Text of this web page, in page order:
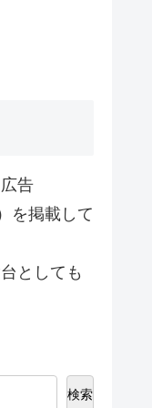
告
を掲載して
としても
検索